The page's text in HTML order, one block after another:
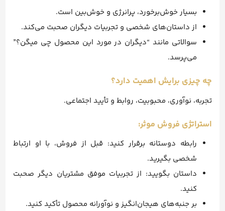
بسیار خوش‌برخورد، پرانرژی و خوش‌بین است.
از داستان‌های شخصی و تجربیات دیگران صحبت می‌کند.
سوالاتی مانند “دیگران در مورد این محصول چی میگن؟”
می‌پرسد.
چه چیزی برایش اهمیت دارد؟
تجربه، نوآوری، محبوبیت، روابط و تأیید اجتماعی.
استراتژی فروش موثر:
رابطه دوستانه برقرار کنید: قبل از فروش، با او ارتباط
شخصی بگیرید.
داستان بگویید: از تجربیات موفق مشتریان دیگر صحبت
کنید.
بر جنبه‌های هیجان‌انگیز و نوآورانه محصول تأکید کنید.